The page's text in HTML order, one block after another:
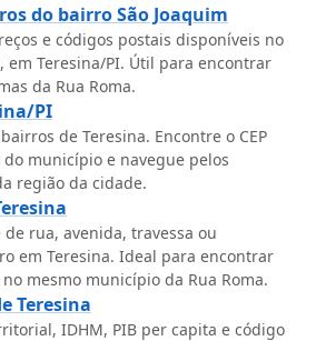
do bairro São Joaquim
e códigos postais disponíveis no
em Teresina/PI. Útil para encontrar
da Rua Roma.
PI
de Teresina. Encontre o CEP
município e navegue pelos
região da cidade.
rua, avenida, travessa ou
em Teresina. Ideal para encontrar
no mesmo município da Rua Roma.
Teresina
IDHM, PIB per capita e código